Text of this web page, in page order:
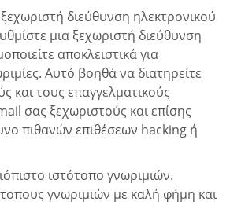
διεύθυνση ηλεκτρονικού
μια ξεχωριστή διεύθυνση
αποκλειστικά για
Αυτό βοηθά να διατηρείτε
και τους επαγγελματικούς
σας ξεχωριστούς και επίσης
πιθανών επιθέσεων hacking ή
ιστότοπο γνωριμιών.
γνωριμιών με καλή φήμη και